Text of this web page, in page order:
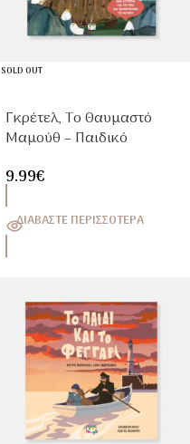
SOLD OUT
Γκρέτελ, Το Θαυμαστό
Μαμούθ – Παιδικό
Για Διαφορετικότητα &
9.99€
ΔΙΑΒΆΣΤΕ ΠΕΡΙΣΣΌΤΕΡΑ